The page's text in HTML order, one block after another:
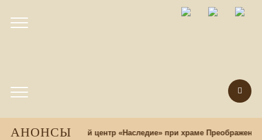
АНОНСЫ
Этнокультурный центр «Наследие» при храме